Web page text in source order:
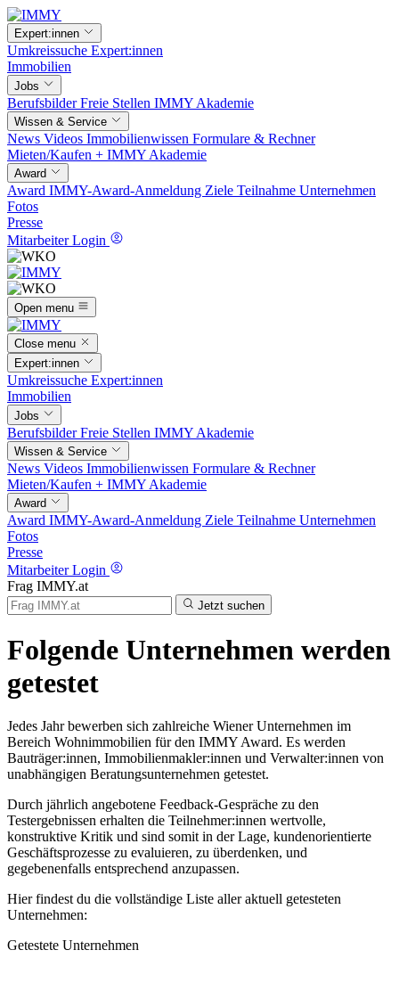
Expert:innen
Umkreissuche Expert:innen
Immobilien
Jobs
BerufsbilderFreie Stellen IMMY Akademie
Wissen & Service
News Videos Immobilienwissen Formulare & Rechner
Mieten/Kaufen + IMMY Akademie
Award
Award IMMY-Award-Anmeldung Ziele Teilnahme Unternehmen
Fotos
Presse
Mitarbeiter Login
Open menu
Close menu
Expert:innen
Umkreissuche Expert:innen
Immobilien
Jobs
BerufsbilderFreie Stellen IMMY Akademie
Wissen & Service
News Videos Immobilienwissen Formulare & Rechner
Mieten/Kaufen + IMMY Akademie
Award
Award IMMY-Award-Anmeldung Ziele Teilnahme Unternehmen
Fotos
Presse
Mitarbeiter Login
Frag IMMY.at
Jetzt suchen
Folgende Unternehmen werden
getestet
Jedes Jahr bewerben sich zahlreiche Wiener Unternehmen im
Bereich Wohnimmobilien für den IMMY Award. Es werden
Bauträger:innen, Immobilienmakler:innen und Verwalter:innen von
unabhängigen Beratungsunternehmen getestet.
Durch jährlich angebotene Feedback-Gespräche zu den
Testergebnissen erhalten die Teilnehmer:innen wertvolle,
konstruktive Kritik und sind somit in der Lage, kundenorientierte
Geschäftsprozesse zu evaluieren, zu überdenken, und
gegebenenfalls entsprechend anzupassen.
Hier findest du die vollständige Liste aller aktuell getesteten
Unternehmen:
Getestete Unternehmen